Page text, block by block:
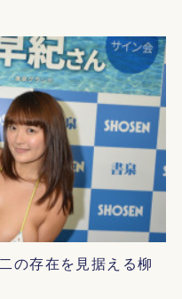
の存在を見据える柳